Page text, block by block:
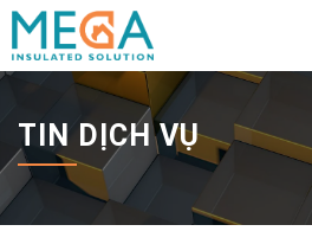
TIN DỊCH VỤ